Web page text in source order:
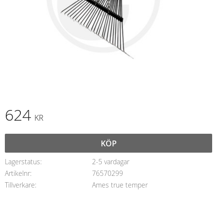
624 KR
KÖP
Lagerstatus
2-5 vardagar
Artikelnr
76570299
Tillverkare
Ames true temper